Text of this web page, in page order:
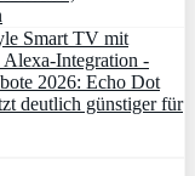
Smart TV mit
-
2026: Echo Dot
deutlich günstiger für